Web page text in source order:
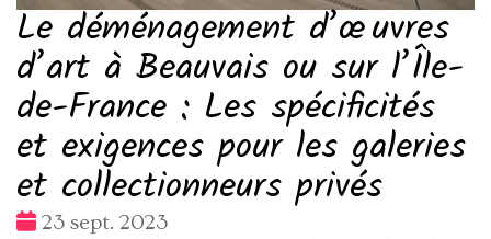
Le déménagement d’œuvres
d’art à Beauvais ou sur l’Île-
de-France : Les spécificités
et exigences pour les galeries
et collectionneurs privés
Date
23 sept. 2023